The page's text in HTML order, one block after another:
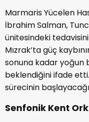
Marmaris Yücelen
İbrahim Salman,
ünitesindeki
Mızrak’ta güç
sonuna kadar yoğun
beklendiğini ifade
sürecinin
Senfonik Kent